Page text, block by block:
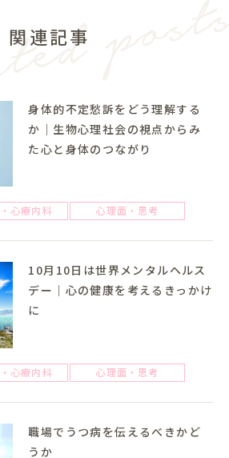
関連記事
身体的不定愁訴をどう理解する
か｜生物心理社会の視点からみ
た心と身体のつながり
心療内科 心理面・思考
10月10日は世界メンタルヘルス
デー｜心の健康を考えるきっかけ
に
心療内科 心理面・思考
職場でうつ病を伝えるべきかど
うか